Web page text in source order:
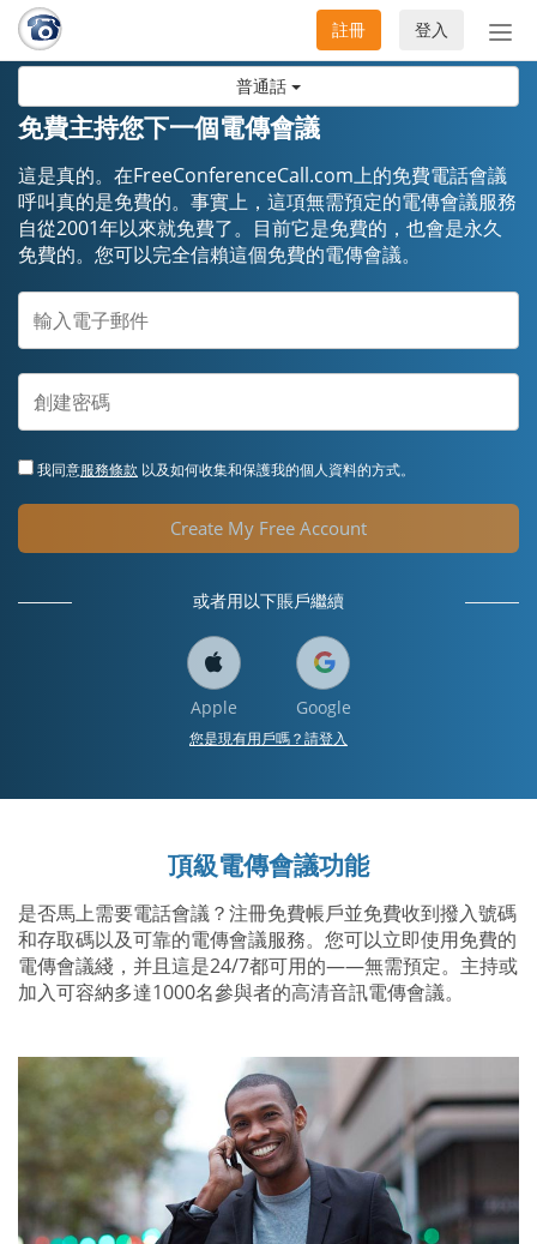
普通話
切
換
登入
註冊
免費主持您下一個電傳會議
這是真的。在FreeConferenceCall.com上的免費電話會議
呼叫真的是免費的。事實上，這項無需預定的電傳會議服務
自從2001年以來就免費了。目前它是免費的，也會是永久
免費的。您可以完全信賴這個免費的電傳會議。
我同意服務條款 以及如何收集和保護我的個人資料的方式。
Create My Free Account
或者用以下賬戶繼續
Apple Google
您是現有用戶嗎？請登入
頂級電傳會議功能
是否馬上需要電話會議？注冊免費帳戶並免費收到撥入號碼
和存取碼以及可靠的電傳會議服務。您可以立即使用免費的
電傳會議綫，并且這是24/7都可用的——無需預定。主持或
加入可容納多達1000名參與者的高清音訊電傳會議。